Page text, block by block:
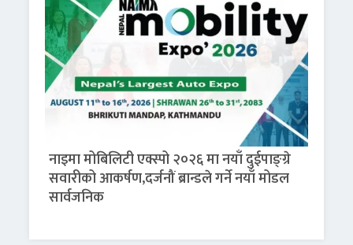
नाइमा मोबिलिटी एक्स्पो २०२६ मा नयाँ दुईपाङ्ग्रे
सवारीको आकर्षण,दर्जनौं ब्रान्डले गर्ने नयाँ मोडल
सार्वजनिक